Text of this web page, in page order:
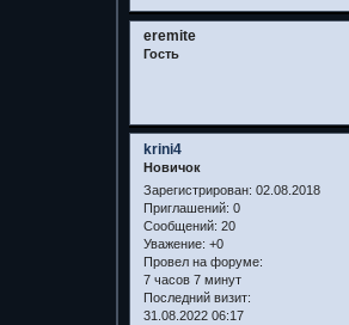
eremite
Гость
krini4
Новичок
Зарегистрирован: 02.08.2018
Приглашений: 0
Сообщений: 20
Уважение: +0
Провел на форуме:
7 часов 7 минут
Последний визит:
31.08.2022 06:17